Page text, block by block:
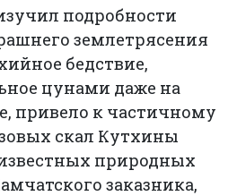
подробности
землетрясения
бедствие,
цунами даже на
привело к частичному
скал Кутхины
природных
заказника,